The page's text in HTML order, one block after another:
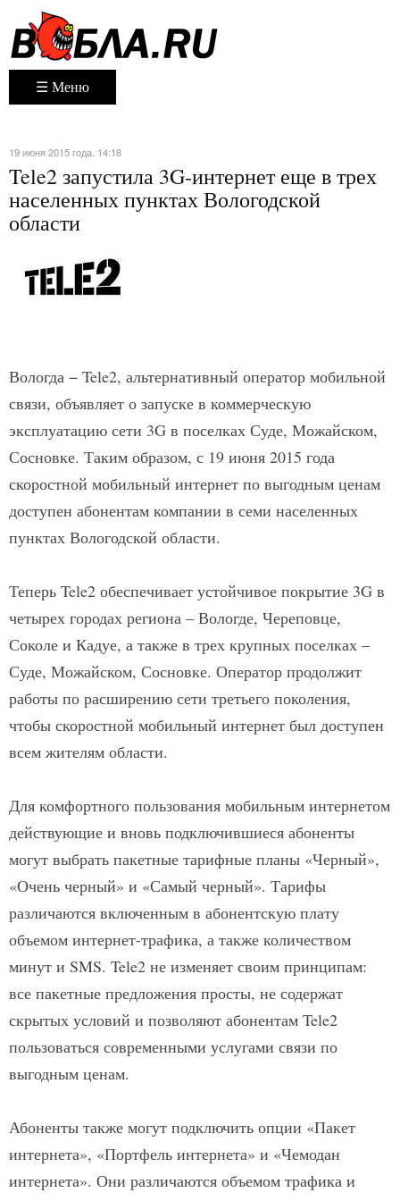
☰ Меню
19 июня 2015 года. 14:18
Tele2 запустила 3G-интернет еще в трех
населенных пунктах Вологодской
области
Вологда − Tele2, альтернативный оператор мобильной
связи, объявляет о запуске в коммерческую
эксплуатацию сети 3G в поселках Суде, Можайском,
Сосновке. Таким образом, с 19 июня 2015 года
скоростной мобильный интернет по выгодным ценам
доступен абонентам компании в семи населенных
пунктах Вологодской области.
Теперь Tele2 обеспечивает устойчивое покрытие 3G в
четырех городах региона – Вологде, Череповце,
Соколе и Кадуе, а также в трех крупных поселках –
Суде, Можайском, Сосновке. Оператор продолжит
работы по расширению сети третьего поколения,
чтобы скоростной мобильный интернет был доступен
всем жителям области.
Для комфортного пользования мобильным интернетом
действующие и вновь подключившиеся абоненты
могут выбрать пакетные тарифные планы «Черный»,
«Очень черный» и «Самый черный». Тарифы
различаются включенным в абонентскую плату
объемом интернет-трафика, а также количеством
минут и SMS. Tele2 не изменяет своим принципам:
все пакетные предложения просты, не содержат
скрытых условий и позволяют абонентам Tele2
пользоваться современными услугами связи по
выгодным ценам.
Абоненты также могут подключить опции «Пакет
интернета», «Портфель интернета» и «Чемодан
интернета». Они различаются объемом трафика и